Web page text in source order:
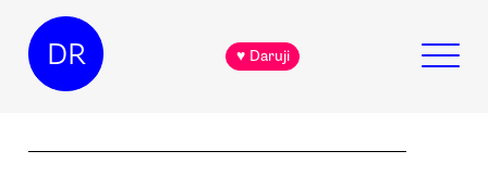
DR ♥ Daruji